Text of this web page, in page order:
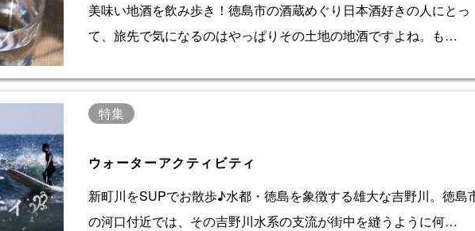
美味い地酒を飲み歩き！徳島市の酒蔵めぐり日本酒好きの人にとっ
て、旅先で気になるのはやっぱりその土地の地酒ですよね。も…
特集
ウォーターアクティビティ
新町川をSUPでお散歩♪水都・徳島を象徴する雄大な吉野川。徳島
の河口付近では、その吉野川水系の支流が街中を縫うように何…